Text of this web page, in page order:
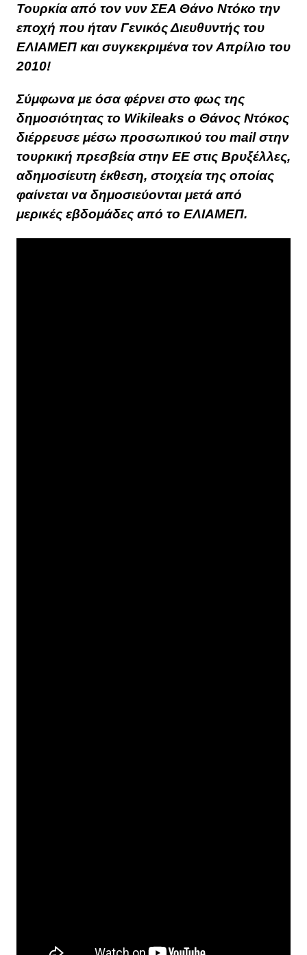
Τουρκία από τον νυν ΣΕΑ Θάνο Ντόκο την
εποχή που ήταν Γενικός Διευθυντής του
ΕΛΙΑΜΕΠ και συγκεκριμένα τον Απρίλιο του
2010!
Σύμφωνα με όσα φέρνει στο φως της
δημοσιότητας το Wikileaks ο Θάνος Ντόκος
διέρρευσε μέσω προσωπικού του mail στην
τουρκική πρεσβεία στην ΕΕ στις Βρυξέλλες,
αδημοσίευτη έκθεση, στοιχεία της οποίας
φαίνεται να δημοσιεύονται μετά από
μερικές εβδομάδες από το ΕΛΙΑΜΕΠ.